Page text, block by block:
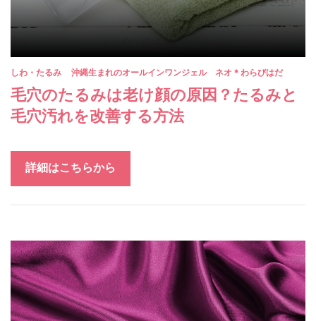
しわ・たるみ 沖縄生まれのオールインワンジェル ネオ＊わらびはだ
毛穴のたるみは老け顔の原因？たるみと
毛穴汚れを改善する方法
詳細はこちらから